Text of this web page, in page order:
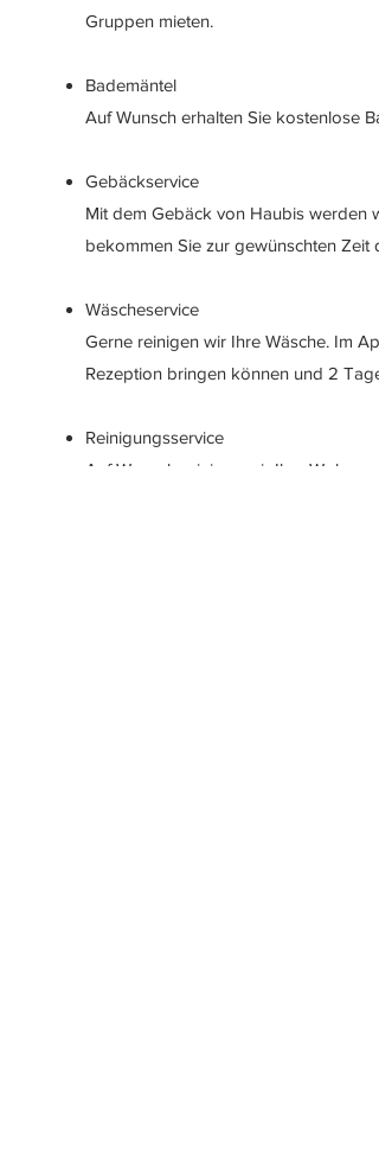
Gruppen mieten.
Bademäntel
Auf Wunsch erhalten Sie kostenlose
Gebäckservice
Mit dem Gebäck von Haubis werden
bekommen Sie zur gewünschten
Wäscheservice
Gerne reinigen wir Ihre Wäsche. Im
Rezeption bringen können und 2
Reinigungsservice
Auf Wunsch reinigen wir Ihre